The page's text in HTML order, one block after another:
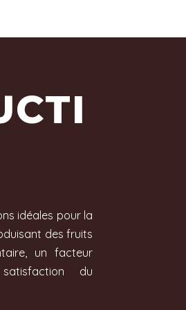
idéales pour la
des fruits
un facteur
du